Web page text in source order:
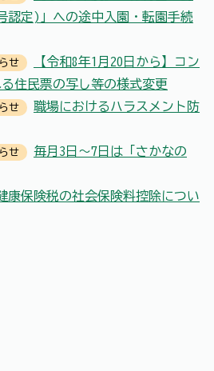
認定)」への途中入園・転園手続
せ
【令和8年1月20日から】コン
住民票の写し等の様式変更
せ
職場におけるハラスメント防
せ
毎月3日～7日は「さかなの
康保険税の社会保険料控除につい